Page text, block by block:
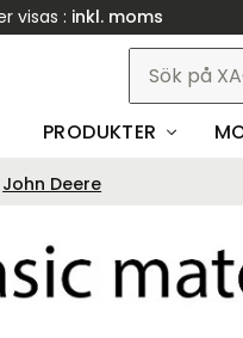
visas inkl. moms
PRODUKTER
John Deere